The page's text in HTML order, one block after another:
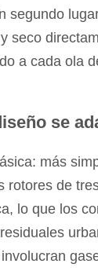
segundo
seco
a cada ola
se
más
rotores de
lo que los